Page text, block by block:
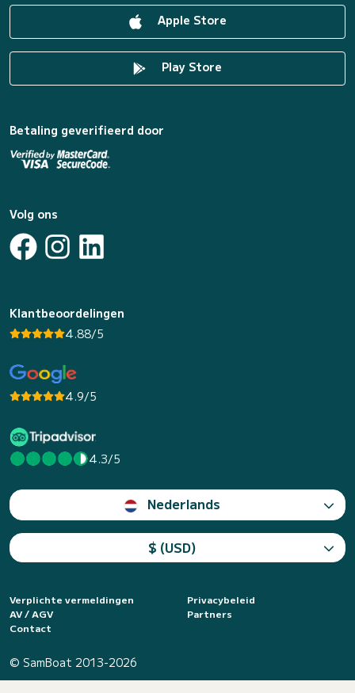
Apple Store
Play Store
Betaling geverifieerd door
Volg ons
Klantbeoordelingen
4.88/5
4.9/5
4.3/5
Nederlands
$ (USD)
Verplichte vermeldingen
Privacybeleid
AV / AGV
Partners
Contact
© SamBoat 2013-2026